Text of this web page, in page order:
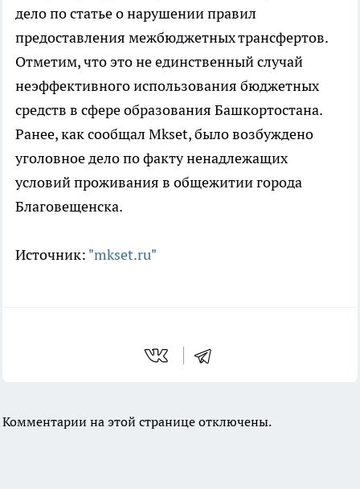
дело по статье о нарушении правил
предоставления межбюджетных трансфертов.
Отметим, что это не единственный случай
неэффективного использования бюджетных
средств в сфере образования Башкортостана.
Ранее, как сообщал Mkset, было возбуждено
уголовное дело по факту ненадлежащих
условий проживания в общежитии города
Благовещенска.
Источник: "mkset.ru"
Комментарии на этой странице отключены.